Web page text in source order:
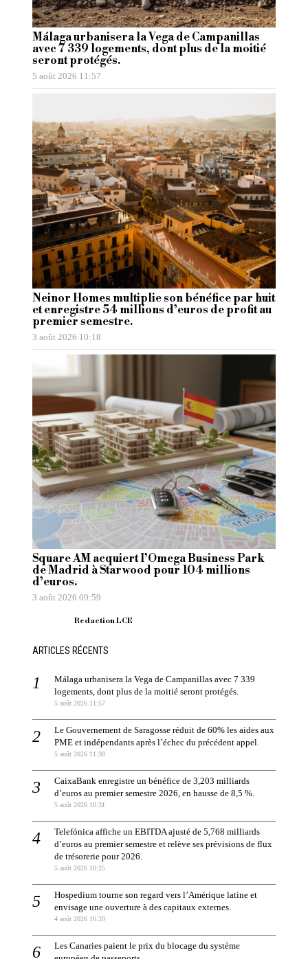
Málaga urbanisera la Vega de Campanillas
avec 7 339 logements, dont plus de la moitié
seront protégés.
5 août 2026 11:57
Neinor Homes multiplie son bénéfice par huit
et enregistre 54 millions d’euros de profit au
premier semestre.
3 août 2026 10:18
Square AM acquiert l’Omega Business Park
de Madrid à Starwood pour 104 millions
d’euros.
3 août 2026 09:59
Redaction LCE
ARTICLES RÉCENTS
Málaga urbanisera la Vega de Campanillas avec 7 339
logements, dont plus de la moitié seront protégés.
5 août 2026 11:57
Le Gouvernement de Saragosse réduit de 60% les aides aux
PME et indépendants après l’échec du précédent appel.
5 août 2026 11:38
CaixaBank enregistre un bénéfice de 3,203 milliards
d’euros au premier semestre 2026, en hausse de 8,5 %.
5 août 2026 10:31
Telefónica affiche un EBITDA ajusté de 5,768 milliards
d’euros au premier semestre et relève ses prévisions de flux
de trésorerie pour 2026.
5 août 2026 10:25
Hospedium tourne son regard vers l’Amérique latine et
envisage une ouverture à des capitaux externes.
4 août 2026 16:20
Les Canaries paient le prix du blocage du système